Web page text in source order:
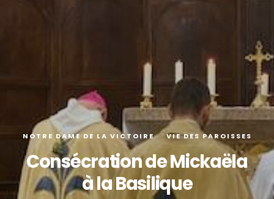
NOTRE DAME DE LA VICTOIRE VIE DES PAROISSES
Consécration de Mickaëla
à la Basilique